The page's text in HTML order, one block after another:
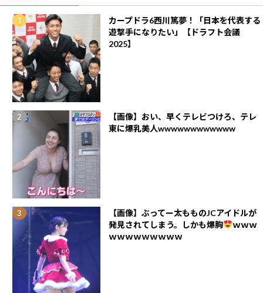
カープドラ6西川篤夢！「日本を代表する
遊撃手になりたい」【ドラフト会議
2025】
【画像】おい、早くテレビつけろ、テレ
東に爆乳美人wwwwwwwwwwww
【画像】ぶってー太もものJCアイドルが
発見されてしまう。しかも爆胸
ｗｗｗ
ｗｗｗｗｗｗｗｗｗ